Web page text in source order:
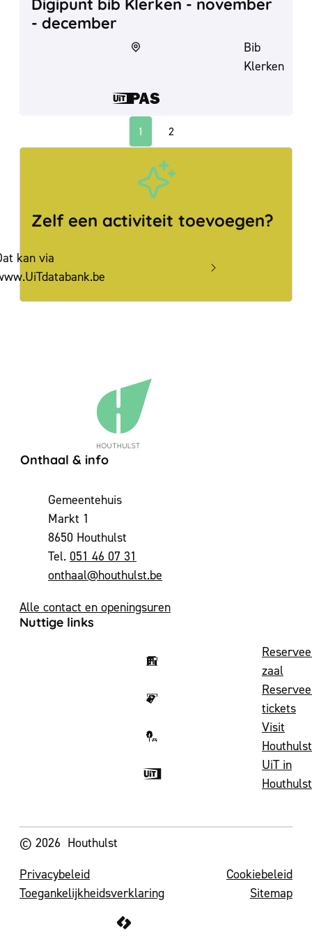
Digipunt bib Klerken - november
- december
Bib
Klerken
Huidige pagina, pagina
1
pagina
2
Zelf een activiteit toevoegen?
kan via
Contact & openingsuren
Onthaal & info
AdresGemeentehuis
Markt 1
,8650 Houthulst
051 46 07 31
E-mailonthaal@houthulst.be
Alle contact en openingsuren
Nuttige links
zaal
tickets
Visit
Houthulst
UiT in
Houthulst
© 2026 Houthulst
Privacybeleid
Cookiebeleid
Toegankelijkheidsverklaring
Sitemap